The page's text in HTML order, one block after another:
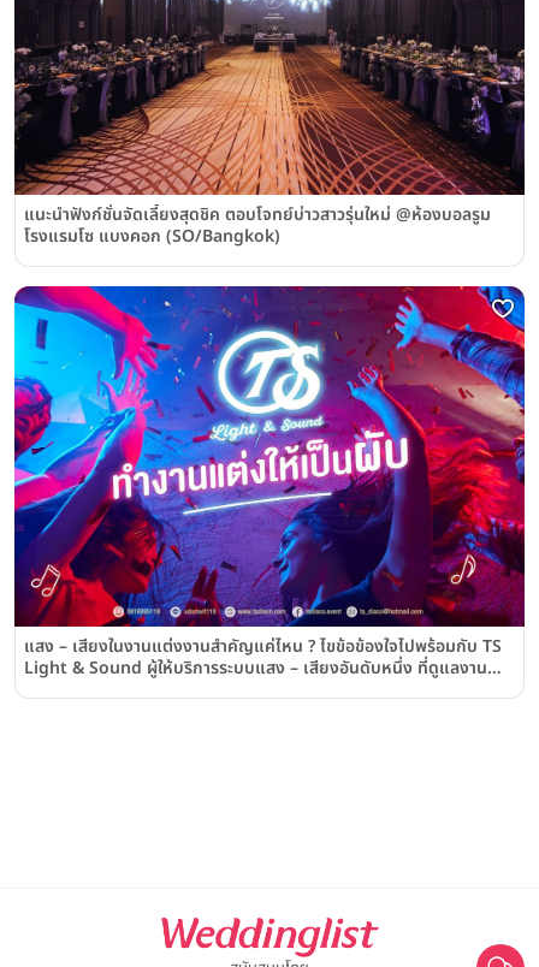
แนะนำฟังก์ชั่นจัดเลี้ยงสุดชิค ตอบโจทย์บ่าวสาวรุ่นใหม่ @ห้องบอลรูม
โรงแรมโซ แบงคอก (SO/Bangkok)
แสง – เสียงในงานแต่งงานสำคัญแค่ไหน ? ไขข้อข้องใจไปพร้อมกับ TS
Light & Sound ผู้ให้บริการระบบแสง – เสียงอันดับหนึ่ง ที่ดูแลงาน